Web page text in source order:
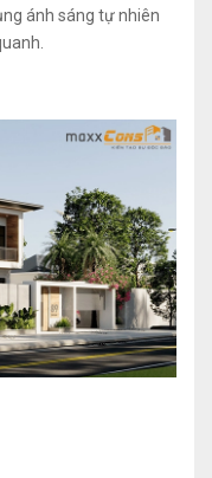
ánh sáng tự nhiên